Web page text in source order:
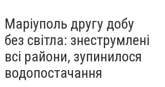
Маріуполь другу добу
без світла: знеструмлені
всі райони, зупинилося
водопостачання